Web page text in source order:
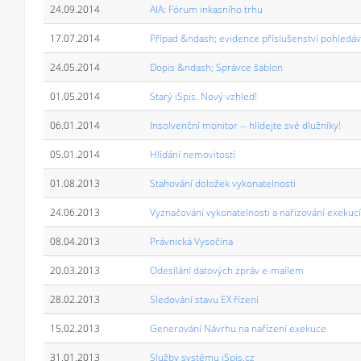
24.09.2014 AIA: Fórum inkasního trhu
17.07.2014 Případ &ndash; evidence příslušenství
24.05.2014 Dopis &ndash; Správce šablon
01.05.2014 Starý iSpis. Nový vzhled!
06.01.2014 Insolvenční monitor -- hlídejte své dlužníky!
05.01.2014 Hlídání nemovitostí
01.08.2013 Stahování doložek vykonatelnosti
24.06.2013 Vyznačování vykonatelnosti a nařizování exekucí
08.04.2013 Právnická Vysočina
20.03.2013 Odesílání datových zpráv e-mailem
28.02.2013 Sledování stavu EX řízení
15.02.2013 Generování Návrhu na nařízení exekuce
31.01.2013 Služby systému iSpis.cz